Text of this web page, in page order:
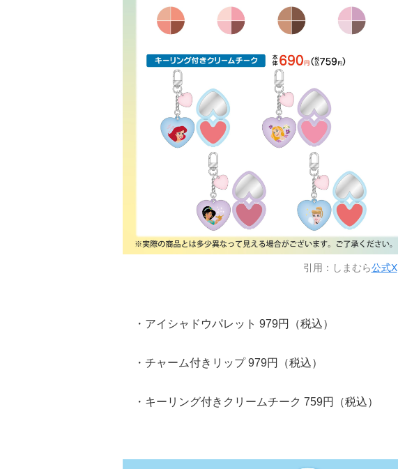
引用：しまむら公式X
・アイシャドウパレット 979円（税込）
・チャーム付きリップ 979円（税込）
・キーリング付きクリームチーク 759円（税込）